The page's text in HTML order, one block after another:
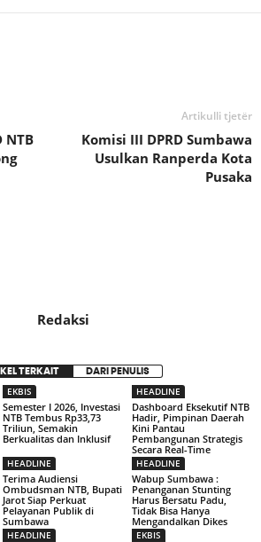
NTB
Artikulli tjetër
Komisi III DPRD Sumbawa
Usulkan Ranperda Kota
Pusaka
Redaksi
TERKAIT DARI PENULIS
EKBIS
Semester I 2026, Investasi
NTB Tembus Rp33,73
Triliun, Semakin
Berkualitas dan Inklusif
HEADLINE
Dashboard Eksekutif NTB
Hadir, Pimpinan Daerah
Kini Pantau
Pembangunan Strategis
Secara Real-Time
HEADLINE
Terima Audiensi
Ombudsman NTB, Bupati
Jarot Siap Perkuat
Pelayanan Publik di
Sumbawa
HEADLINE
Wabup Sumbawa :
Penanganan Stunting
Harus Bersatu Padu,
Tidak Bisa Hanya
Mengandalkan Dikes
HEADLINE EKBIS